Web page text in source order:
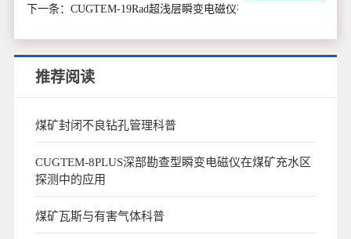
下一条： CUGTEM-19Rad超浅层瞬变电磁仪在堤坝蚁穴勘察中的应
推荐阅读
煤矿封闭不良钻孔管理科普
CUGTEM-8PLUS深部勘查型瞬变电磁仪在煤矿充水区
探测中的应用
煤矿瓦斯与有害气体科普